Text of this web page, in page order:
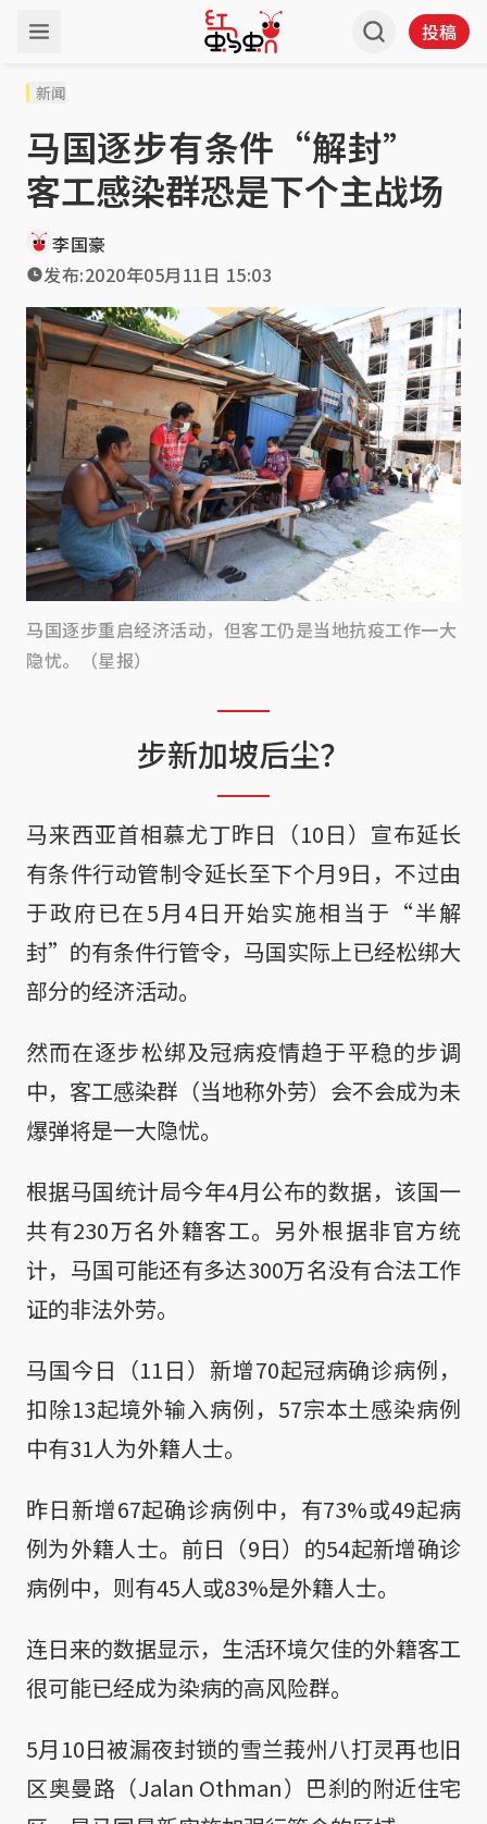
投稿
新闻
马国逐步有条件“解封”
客工感染群恐是下个主战场
李国豪
发布:2020年05月11日 15:03
马国逐步重启经济活动，但客工仍是当地抗疫工作一大
隐忧。（星报）
步新加坡后尘？
马来西亚首相慕尤丁昨日（10日）宣布延长
有条件行动管制令延长至下个月9日，不过由
于政府已在5月4日开始实施相当于“半解
封”的有条件行管令，马国实际上已经松绑大
部分的经济活动。
然而在逐步松绑及冠病疫情趋于平稳的步调
中，客工感染群（当地称外劳）会不会成为未
爆弹将是一大隐忧。
根据马国统计局今年4月公布的数据，该国一
共有230万名外籍客工。另外根据非官方统
计，马国可能还有多达300万名没有合法工作
证的非法外劳。
马国今日（11日）新增70起冠病确诊病例，
扣除13起境外输入病例，57宗本土感染病例
中有31人为外籍人士。
昨日新增67起确诊病例中，有73%或49起病
例为外籍人士。前日（9日）的54起新增确诊
病例中，则有45人或83%是外籍人士。
连日来的数据显示，生活环境欠佳的外籍客工
很可能已经成为染病的高风险群。
5月10日被漏夜封锁的雪兰莪州八打灵再也旧
区奥曼路（Jalan Othman）巴刹的附近住宅